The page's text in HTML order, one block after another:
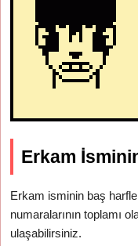
Erkam
Erkam isminin baş
numaralarının toplamı
ulaşabilirsiniz.